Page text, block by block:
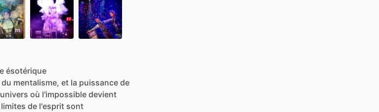
ésotérique
du mentalisme, et la puissance de
univers où l'impossible devient
limites de l'esprit sont